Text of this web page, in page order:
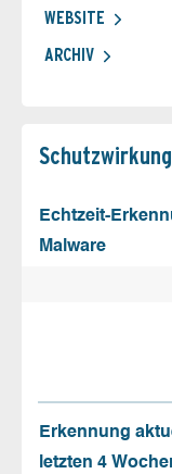
WEBSITE
ARCHIV
Schutz­wirkung
Echtzeit-
Malware
Erkennung
letzten 4